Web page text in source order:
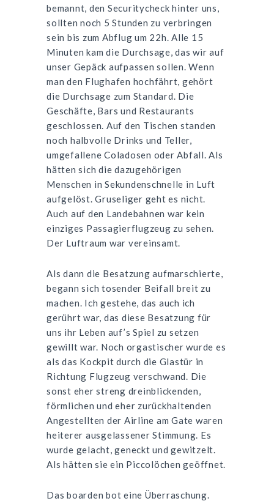
bemannt, den Securitycheck hinter uns,
sollten noch 5 Stunden zu verbringen
sein bis zum Abflug um 22h. Alle 15
Minuten kam die Durchsage, das wir auf
unser Gepäck aufpassen sollen. Wenn
man den Flughafen hochfährt, gehört
die Durchsage zum Standard. Die
Geschäfte, Bars und Restaurants
geschlossen. Auf den Tischen standen
noch halbvolle Drinks und Teller,
umgefallene Coladosen oder Abfall. Als
hätten sich die dazugehörigen
Menschen in Sekundenschnelle in Luft
aufgelöst. Gruseliger geht es nicht.
Auch auf den Landebahnen war kein
einziges Passagierflugzeug zu sehen.
Der Luftraum war vereinsamt.
Als dann die Besatzung aufmarschierte,
begann sich tosender Beifall breit zu
machen. Ich gestehe, das auch ich
gerührt war, das diese Besatzung für
uns ihr Leben auf’s Spiel zu setzen
gewillt war. Noch orgastischer wurde es
als das Kockpit durch die Glastür in
Richtung Flugzeug verschwand. Die
sonst eher streng dreinblickenden,
förmlichen und eher zurückhaltenden
Angestellten der Airline am Gate waren
heiterer ausgelassener Stimmung. Es
wurde gelacht, geneckt und gewitzelt.
Als hätten sie ein Piccolöchen geöffnet.
Das boarden bot eine Überraschung.